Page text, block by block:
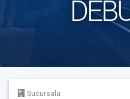
Sucursala